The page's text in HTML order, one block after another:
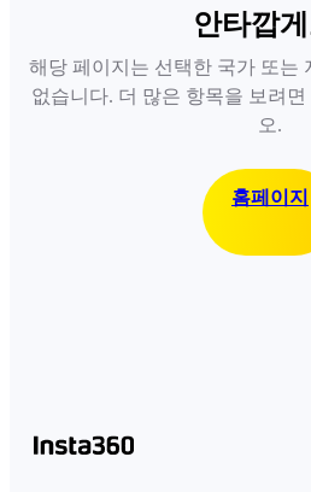
안타깝
해당 페이지는 선택한 국가 또는
없습니다. 더 많은 항목을 보려면
오.
홈페이지